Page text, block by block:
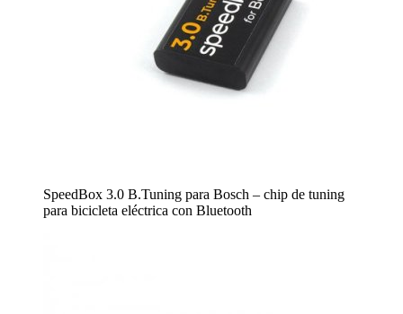
SpeedBox 3.0 B.Tuning para Bosch – chip de tuning
para bicicleta eléctrica con Bluetooth